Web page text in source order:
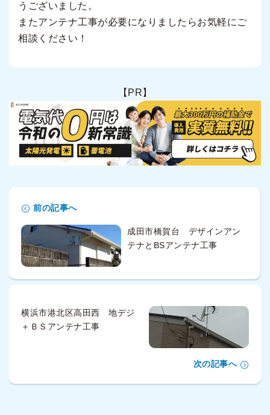
うございました。
またアンテナ工事が必要になりましたらお気軽にご
相談ください！
【PR】
前の記事へ
成田市橋賀台 デザインアン
テナとBSアンテナ工事
横浜市港北区高田西 地デジ
＋ＢＳアンテナ工事
次の記事へ